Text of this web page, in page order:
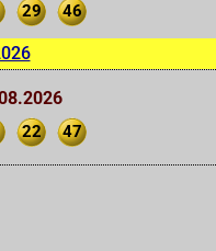
29 46
22 47